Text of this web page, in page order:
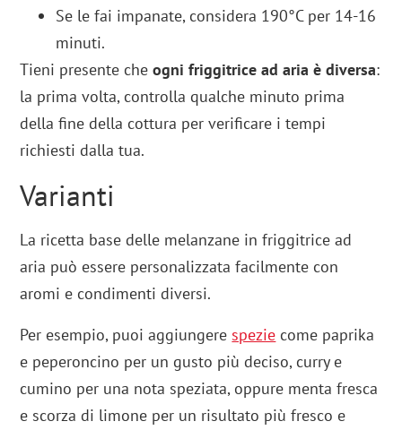
Se le fai impanate, considera 190°C per 14-16
minuti.
Tieni presente cheogni friggitrice ad aria è diversa:
la prima volta, controlla qualche minuto prima
della fine della cottura per verificare i tempi
richiesti dalla tua.
Varianti
La ricetta base delle melanzane in friggitrice ad
aria può essere personalizzata facilmente con
aromi e condimenti diversi.
Per esempio, puoi aggiungere spezie come paprika
e peperoncino per un gusto più deciso, curry e
cumino per una nota speziata, oppure menta fresca
e scorza di limone per un risultato più fresco e